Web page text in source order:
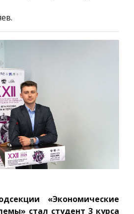
«Экономические
стал студент 3 курса